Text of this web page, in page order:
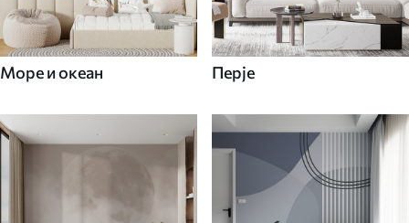
Море и океан Перје